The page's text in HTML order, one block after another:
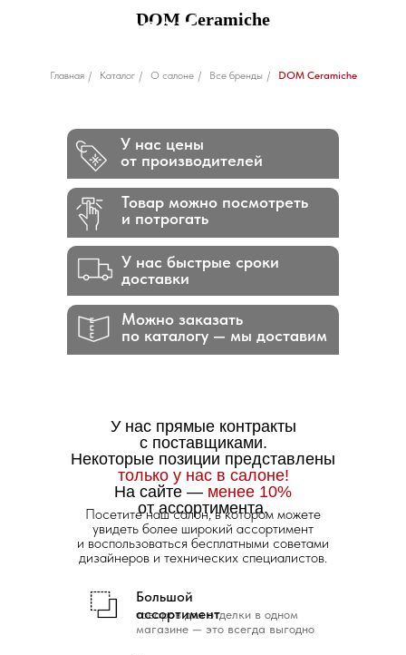
DOM Ceramiche
Главная / Каталог / О салоне / Все бренды / DOM Ceramiche
Можно заказать
по каталогу — мы доставим
У нас быстрые сроки
доставки
Товар можно посмотреть
и потрогать
У нас цены
от производителей
товаров для отделки в одном
магазине — это всегда выгодно
Большой
ассортимент
У нас прямые контракты
с поставщиками.
Некоторые позиции представлены
только у нас в салоне!
На сайте — менее 10%
от ассортимента.
Посетите наш салон, в котором можете
увидеть более широкий ассортимент
и воспользоваться бесплатными советами
дизайнеров и технических специалистов.